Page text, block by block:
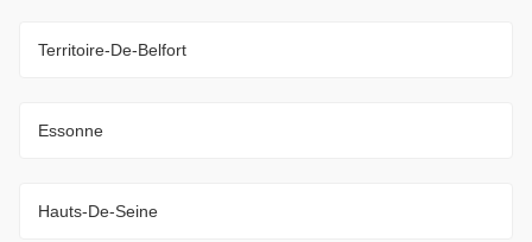
Territoire-De-Belfort
Essonne
Hauts-De-Seine